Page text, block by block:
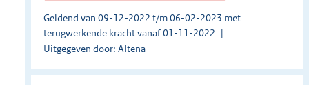
Geldend van 09-12-2022 t/m 06-02-2023 met
terugwerkende kracht vanaf 01-11-2022
Uitgegeven door: Altena